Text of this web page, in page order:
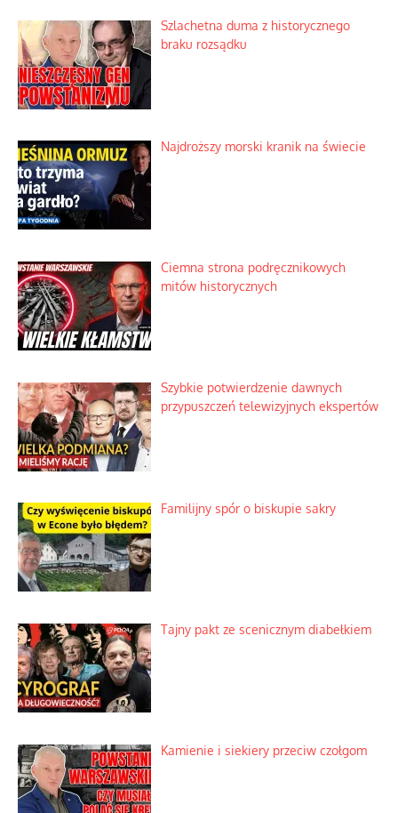
Szlachetna duma z historycznego
braku rozsądku
Najdroższy morski kranik na świecie
Ciemna strona podręcznikowych
mitów historycznych
Szybkie potwierdzenie dawnych
przypuszczeń telewizyjnych ekspertów
Familijny spór o biskupie sakry
Tajny pakt ze scenicznym diabełkiem
Kamienie i siekiery przeciw czołgom